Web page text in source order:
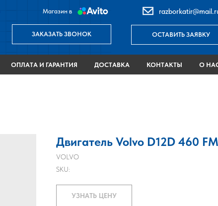
Магазин в
ЗАКАЗАТЬ ЗВОНОК ОСТАВИТЬ ЗАЯВКУ
ОПЛАТА И ГАРАНТИЯ ДОСТАВКА КОНТАКТЫ О
Двигатель Volvo D12D 460
VOLVO
SKU:
УЗНАТЬ ЦЕНУ